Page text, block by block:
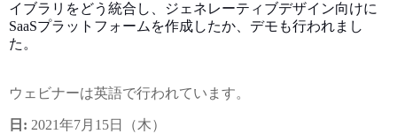
イブラリをどう統合し、ジェネレーティブデザイン向けに
SaaSプラットフォームを作成したか、デモも行われまし
た。
ウェビナーは英語で行われています。
日: 2021年7月15日（木）